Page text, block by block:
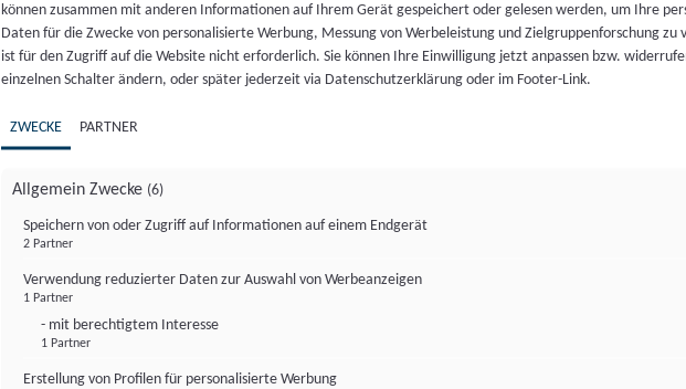
können zusammen mit anderen Informationen auf Ihrem Gerät gespeichert oder gelesen werden, um Ihre
Daten für die Zwecke von personalisierte Werbung, Messung von Werbeleistung und Zielgruppenforschung zu
ist für den Zugriff auf die Website nicht erforderlich. Sie können Ihre Einwilligung jetzt anpassen bzw.
einzelnen Schalter ändern, oder später jederzeit via Datenschutzerklärung oder im Footer-Link.
ZWECKE PARTNER
Allgemein Zwecke (6)
Speichern von oder Zugriff auf Informationen auf einem Endgerät
2 Partner
Verwendung reduzierter Daten zur Auswahl von Werbeanzeigen
1 Partner
- mit berechtigtem Interesse
1 Partner
Erstellung von Profilen für personalisierte Werbung